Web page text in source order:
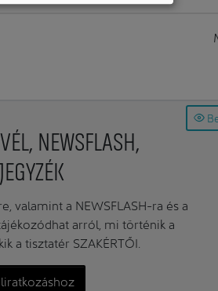
NEWSFLASH,
valamint a NEWSFLASH-ra és a
arról, mi történik a
a tisztatér SZAKÉRTŐI.